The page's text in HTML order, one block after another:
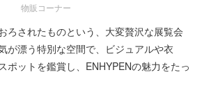
物販コーナー
ろされたものという、大変贅沢な展覧会
が漂う特別な空間で、ビジュアルや衣
ポットを鑑賞し、ENHYPENの魅力をたっ